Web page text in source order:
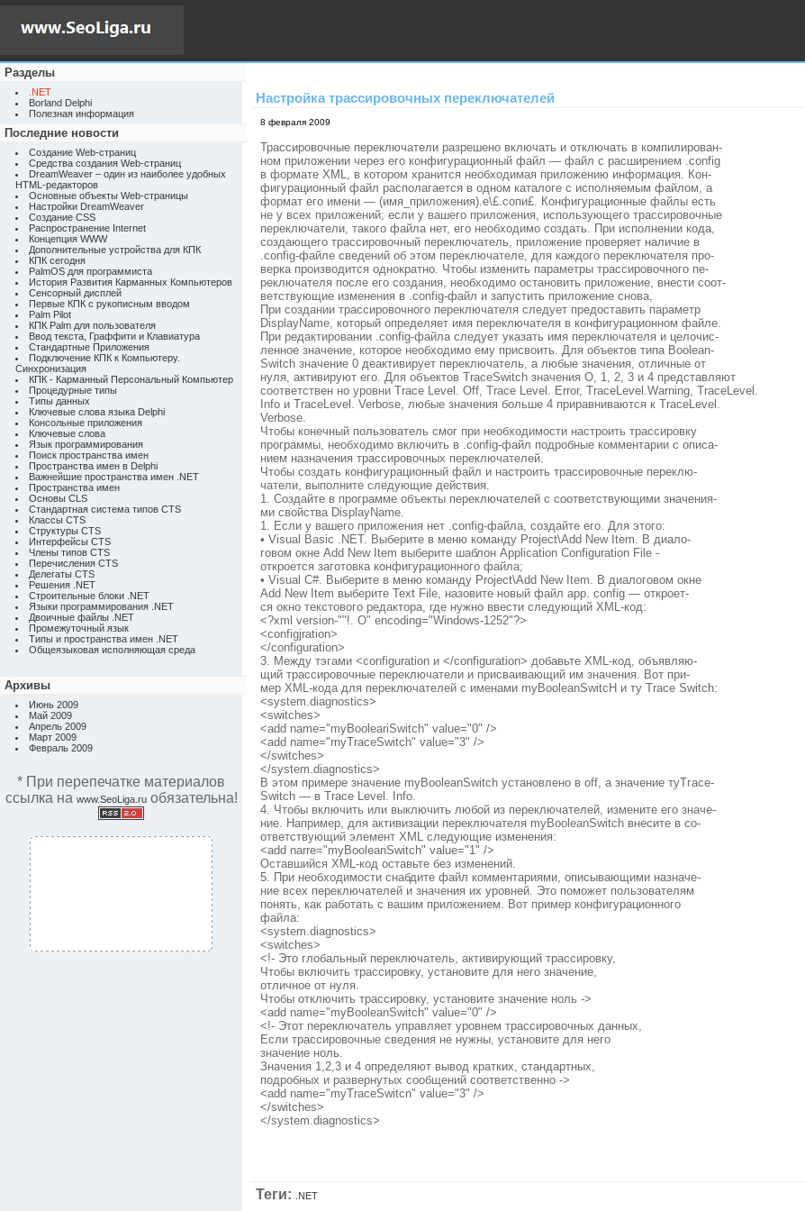
Разделы
.NET
Borland Delphi
Полезная информация
Последние новости
Создание Web-страниц
Средства создания Web-страниц
DreamWeaver – один из наиболее удобных
HTML-редакторов
Основные объекты Web-страницы
Настройки DreamWeaver
Создание CSS
Распространение Internet
Концепция WWW
Дополнительные устройства для КПК
КПК сегодня
PalmOS для программиста
История Развития Карманных Компьютеров
Сенсорный дисплей
Первые КПК с рукописным вводом
Palm Pilot
КПК Palm для пользователя
Ввод текста, Граффити и Клавиатура
Стандартные Приложения
Подключение КПК к Компьютеру.
Синхронизация
КПК - Карманный Персональный Компьютер
Процедурные типы
Типы данных
Ключевые слова языка Delphi
Консольные приложения
Ключевые слова
Язык программирования
Поиск пространства имен
Пространства имен в Delphi
Важнейшие пространства имен .NET
Пространства имен
Основы CLS
Стандартная система типов CTS
Классы CTS
Структуры CTS
Интерфейсы CTS
Члены типов CTS
Перечисления CTS
Делегаты CTS
Решения .NET
Строительные блоки .NET
Языки программирования .NET
Двоичные файлы .NET
Промежуточный язык
Типы и пространства имен .NET
Общеязыковая исполняющая среда
Архивы
Июнь 2009
Май 2009
Апрель 2009
Март 2009
Февраль 2009
* При перепечатке материалов
ссылка на www.SeoLiga.ruобязательна!
Настройка трассировочных переключателей
8 февраля 2009
Трассировочные переключатели разрешено включать и отключать в компилирован-
ном приложении через его конфигурационный файл — файл с расширением .config
в формате XML, в котором хранится необходимая приложению информация. Кон-
фигурационный файл располагается в одном каталоге с исполняемым файлом, а
формат его имени — (имя_приложения).е\£.сопи£. Конфигурационные файлы есть
не у всех приложений; если у вашего приложения, использующего трассировочные
переключатели, такого файла нет, его необходимо создать. При исполнении кода,
создающего трассировочный переключатель, приложение проверяет наличие в
.config-файле сведений об этом переключателе, для каждого переключателя про-
верка производится однократно. Чтобы изменить параметры трассировочного пе-
реключателя после его создания, необходимо остановить приложение, внести соот-
ветствующие изменения в .config-файл и запустить приложение снова,
При создании трассировочного переключателя следует предоставить параметр
DisplayName, который определяет имя переключателя в конфигурационном файле.
При редактировании .config-файла следует указать имя переключателя и целочис-
ленное значение, которое необходимо ему присвоить. Для объектов типа Boolean-
Switch значение 0 деактивирует переключатель, а любые значения, отличные от
нуля, активируют его. Для объектов TraceSwitch значения О, 1, 2, 3 и 4 представляют
соответствен но уровни Trace Level. Off, Trace Level. Error, TraceLevel.Warning, TraceLevel.
Info и TraceLevel. Verbose, любые значения больше 4 приравниваются к TraceLevel.
Verbose.
Чтобы конечный пользователь смог при необходимости настроить трассировку
программы, необходимо включить в .config-файл подробные комментарии с описа-
нием назначения трассировочных переключателей.
Чтобы создать конфигурационный файл и настроить трассировочные переклю-
чатели, выполните следующие действия.
1. Создайте в программе объекты переключателей с соответствующими значения-
ми свойства DisplayName.
1. Если у вашего приложения нет .config-файла, создайте его. Для этого:
• Visual Basic .NET. Выберите в меню команду Project\Add New Item. В диало-
говом окне Add New Item выберите шаблон Application Configuration File -
откроется заготовка конфигурационного файла;
• Visual C#. Выберите в меню команду Project\Add New Item. В диалоговом окне
Add New Item выберите Text File, назовите новый файл арр. config — откроет-
ся окно текстового редактора, где нужно ввести следующий XML-код:
<?xml version-""!. О" encoding="Windows-1252"?>
<configjration>
</configuration>
3. Между тэгами <configuration и </configuration> добавьте XML-код, объявляю-
щий трассировочные переключатели и присваивающий им значения. Вот при-
мер XML-кода для переключателей с именами myBooleanSwitcH и ту Trace Switch:
<system.diagnostics>
<switches>
<add name="myBooleariSwitch" value="0" />
<add name="rnyTraceSwitch" value="3" />
</switches>
</system.diagnostics>
В этом примере значение myBooleanSwitch установлено в off, а значение туТгасе-
Switch — в Trace Level. Info.
4. Чтобы включить или выключить любой из переключателей, измените его значе-
ние. Например, для активизации переключателя myBooleanSwitch внесите в со-
ответствующий элемент XML следующие изменения:
<add narre="myBooleanSwitch" value="1" />
Оставшийся XML-код оставьте без изменений.
5. При необходимости снабдите файл комментариями, описывающими назначе-
ние всех переключателей и значения их уровней. Это поможет пользователям
понять, как работать с вашим приложением. Вот пример конфигурационного
файла:
<system.diagnostics>
<switches>
<!- Это глобальный переключатель, активирующий трассировку,
Чтобы включить трассировку, установите для него значение,
отличное от нуля.
Чтобы отключить трассировку, установите значение ноль ->
<add name="myBooleanSwitch" value="0" />
<!- Этот переключатель управляет уровнем трассировочных данных,
Если трассировочные сведения не нужны, установите для него
значение ноль.
Значения 1,2,3 и 4 определяют вывод кратких, стандартных,
подробных и развернутых сообщений соответственно ->
<add name="myTraceSwitcn" value="3" />
</switches>
</system.diagnostics>
Теги: .NET